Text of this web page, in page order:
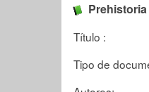
Prehistoria
Título :
Tipo de